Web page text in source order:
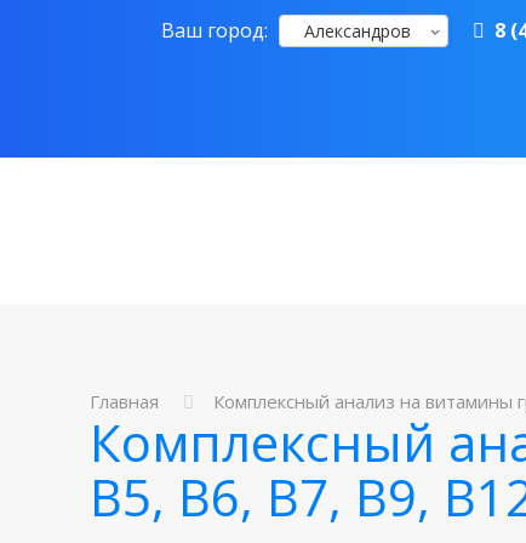
Ваш город: Александров 8
Главная Комплексный анализ на витамины
Комплексный
B5, B6, B7, B9,